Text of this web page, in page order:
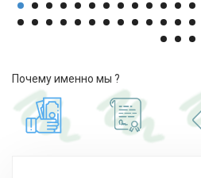
Почему именно мы ?